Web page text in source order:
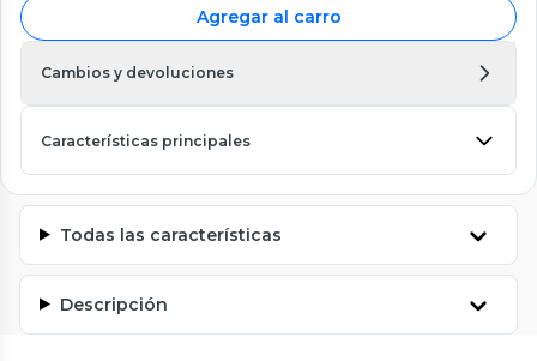
Agregar al carro
Cambios y devoluciones
Características principales
Todas las características
Descripción